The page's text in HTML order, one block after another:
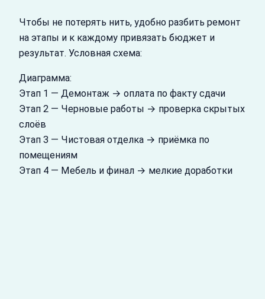
Чтобы не потерять нить, удобно разбить ремонт
на этапы и к каждому привязать бюджет и
результат. Условная схема:
Диаграмма:
Этап 1 — Демонтаж → оплата по факту сдачи
Этап 2 — Черновые работы → проверка скрытых
слоёв
Этап 3 — Чистовая отделка → приёмка по
помещениям
Этап 4 — Мебель и финал → мелкие доработки